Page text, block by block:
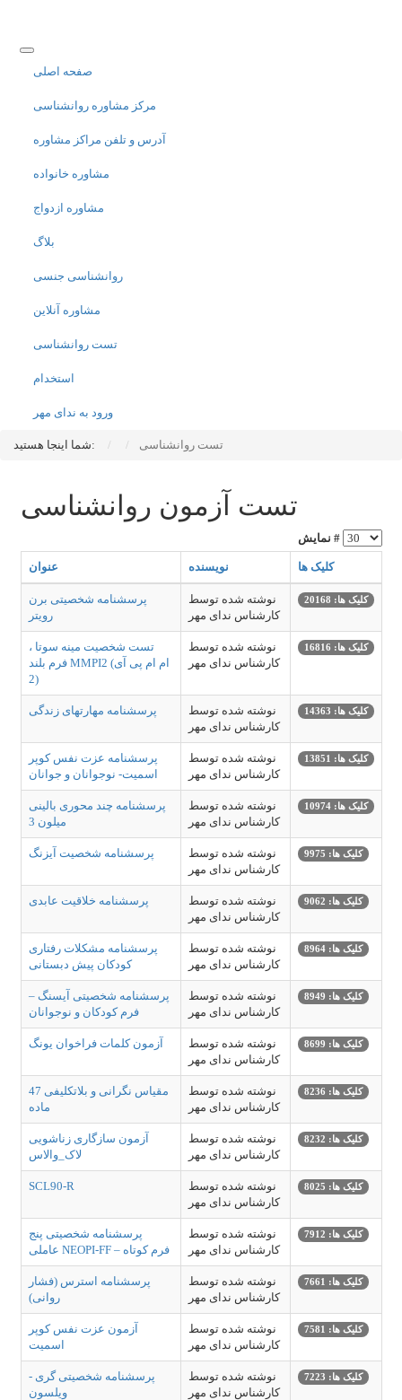
صفحه اصلی
مرکز مشاوره روانشناسی
آدرس و تلفن مراکز مشاوره
مشاوره خانواده
مشاوره ازدواج
بلاگ
روانشناسی جنسی
مشاوره آنلاین
تست روانشناسی
استخدام
ورود به ندای مهر
شما اینجا هستید: تست روانشناسی
تست آزمون روانشناسی
نمایش #
عنوان نویسنده کلیک ها
پرسشنامه شخصیتی برن
رویتر
نوشته شده توسط
کارشناس ندای مهر
کلیک ها: 20168
تست شخصیت مینه سوتا ،
فرم بلند MMPI2 (ام ام پی آی
2)
نوشته شده توسط
کارشناس ندای مهر
کلیک ها: 16816
پرسشنامه مهارتهای زندگی
نوشته شده توسط
کارشناس ندای مهر
کلیک ها: 14363
پرسشنامه عزت نفس کوپر
اسمیت- نوجوانان و جوانان
نوشته شده توسط
کارشناس ندای مهر
کلیک ها: 13851
پرسشنامه چند محوری بالینی
میلون 3
نوشته شده توسط
کارشناس ندای مهر
کلیک ها: 10974
پرسشنامه شخصیت آیزنگ
نوشته شده توسط
کارشناس ندای مهر
کلیک ها: 9975
پرسشنامه خلاقیت عابدی
نوشته شده توسط
کارشناس ندای مهر
کلیک ها: 9062
پرسشنامه مشکلات رفتاری
کودکان پیش دبستانی
نوشته شده توسط
کارشناس ندای مهر
کلیک ها: 8964
پرسشنامه شخصیتی آیسنگ –
فرم کودکان و نوجوانان
نوشته شده توسط
کارشناس ندای مهر
کلیک ها: 8949
آزمون کلمات فراخوان یونگ
نوشته شده توسط
کارشناس ندای مهر
کلیک ها: 8699
مقیاس نگرانی و بلاتکلیفی 47
ماده
نوشته شده توسط
کارشناس ندای مهر
کلیک ها: 8236
آزمون سازگاری زناشویی
لاک_والاس
نوشته شده توسط
کارشناس ندای مهر
کلیک ها: 8232
SCL90-R
نوشته شده توسط
کارشناس ندای مهر
کلیک ها: 8025
پرسشنامه شخصیتی پنج
عاملی NEOPI-FF – فرم کوتاه
نوشته شده توسط
کارشناس ندای مهر
کلیک ها: 7912
پرسشنامه استرس (فشار
روانی)
نوشته شده توسط
کارشناس ندای مهر
کلیک ها: 7661
آزمون عزت نفس کوپر
اسمیت
نوشته شده توسط
کارشناس ندای مهر
کلیک ها: 7581
پرسشنامه شخصیتی گری -
ویلسون
نوشته شده توسط
کارشناس ندای مهر
کلیک ها: 7223